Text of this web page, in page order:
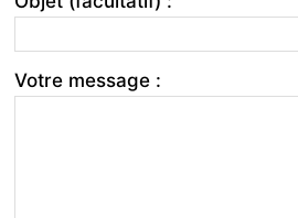
Votre message :